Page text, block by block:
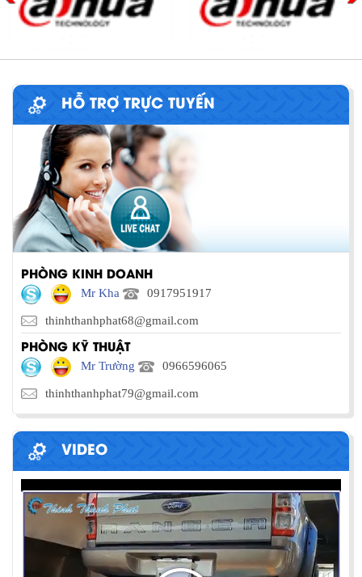
HỖ TRỢ TRỰC TUYẾN
PHÒNG KINH DOANH
Mr Kha 0917951917
thinhthanhphat68@gmail.com
PHÒNG KỸ THUẬT
Mr Trường 0966596065
thinhthanhphat79@gmail.com
VIDEO